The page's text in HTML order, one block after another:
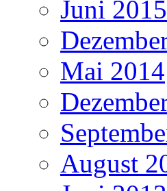
Juni 2015
Mai 2014
August